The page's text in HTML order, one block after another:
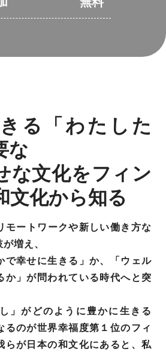
る「わたした
な
な文化をフィン
文化から知る
モートワークや新しい働き方な
増え、
で幸せに生きる」か、「ウェル
か」が問われている時代へと突
」がどのように豊かに生きる
るのが世界幸福度第１位のフィ
らが日本の和文化にあると、私